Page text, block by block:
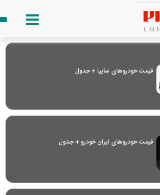
قیمت خودرو‌های سایپا + جدول
قیمت خودرو‌های ایران خودرو + جدول